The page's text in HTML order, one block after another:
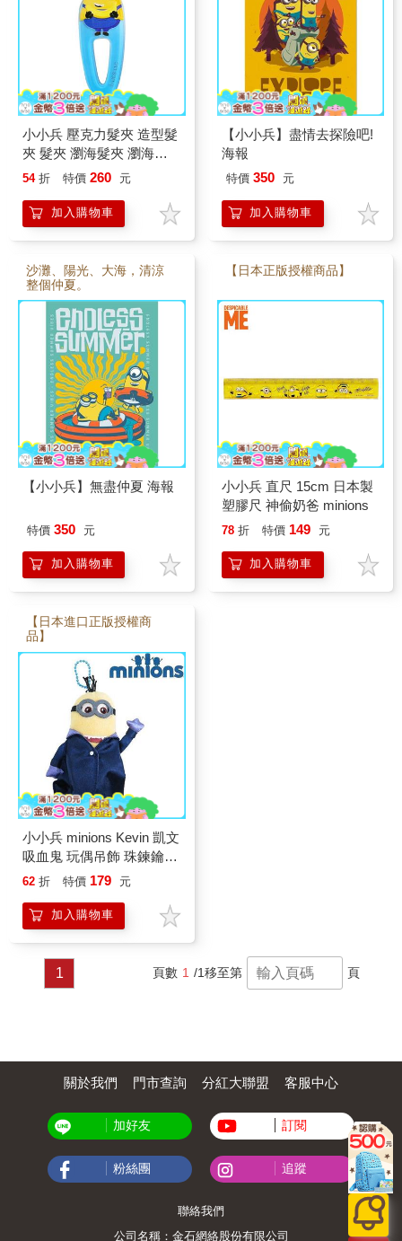
小小兵 壓克力髮夾 造型髮
夾 髮夾 瀏海髮夾 瀏海夾
minions 神偷奶爸
54 折 特價 260 元
加入購物車
【小小兵】盡情去探險吧!
海報
特價 350 元
加入購物車
沙灘、陽光、大海，清涼
整個仲夏。
【小小兵】無盡仲夏 海報
特價 350 元
加入購物車
【日本正版授權商品】
小小兵 直尺 15cm 日本製
塑膠尺 神偷奶爸 minions
78 折 特價 149 元
加入購物車
【日本進口正版授權商
品】
小小兵 minions Kevin 凱文
吸血鬼 玩偶吊飾 珠鍊鑰匙
圈 暗黑時代
62 折 特價 179 元
加入購物車
1 頁數 1 /1移至第 頁
關於我們 門市查詢 分紅大聯盟 客服中心
加好友 訂閱
粉絲團 追蹤
聯絡我們
公司名稱：金石網絡股份有限公司